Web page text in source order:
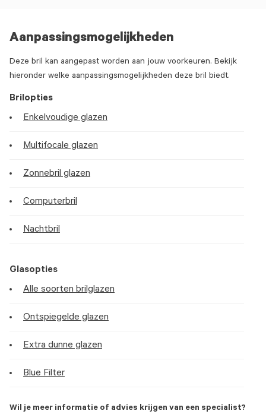
Aanpassingsmogelijkheden
Deze bril kan aangepast worden aan jouw voorkeuren. Bekijk
hieronder welke aanpassingsmogelijkheden deze bril biedt.
Brilopties
Enkelvoudige glazen
Multifocale glazen
Zonnebril glazen
Computerbril
Nachtbril
Glasopties
Alle soorten brilglazen
Ontspiegelde glazen
Extra dunne glazen
Blue Filter
Wil je meer informatie of advies krijgen van een specialist?